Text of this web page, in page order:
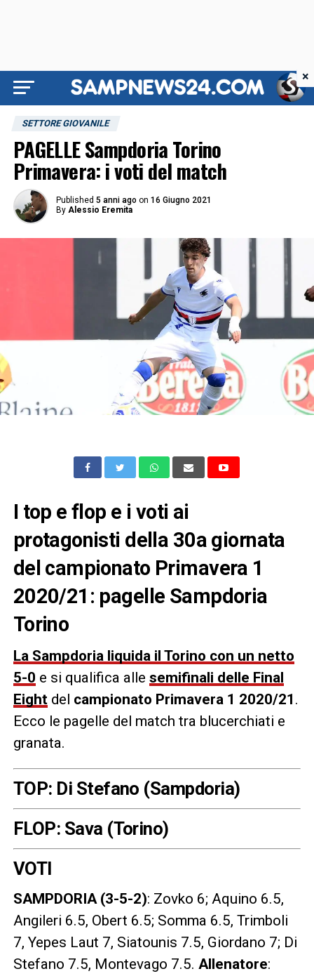
SETTORE GIOVANILE
PAGELLE Sampdoria Torino
Primavera: i voti del match
Published 5 anni ago on 16 Giugno 2021
By Alessio Eremita
I top e flop e i voti ai
protagonisti della 30a giornata
del campionato Primavera 1
2020/21: pagelle Sampdoria
Torino
La Sampdoria liquida il Torino con un netto
5-0 e si qualifica alle semifinali delle Final
Eight del campionato Primavera 1 2020/21 .
Ecco le pagelle del match tra blucerchiati e
granata.
TOP: Di Stefano (Sampdoria)
FLOP: Sava (Torino)
VOTI
SAMPDORIA (3-5-2): Zovko 6; Aquino 6.5,
Angileri 6.5, Obert 6.5; Somma 6.5, Trimboli
7, Yepes Laut 7, Siatounis 7.5, Giordano 7; Di
Stefano 7.5, Montevago 7.5. Allenatore:
×